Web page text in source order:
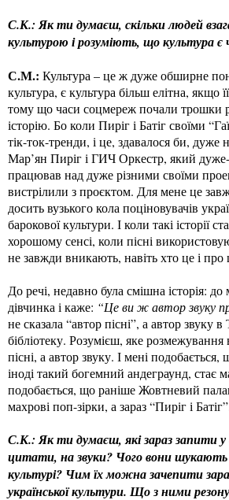
С.К.: Як ти думаєш, скільки людей
культурою і розуміють, що
С.М.: Культура – це ж дуже обширне
культура, є культура більш елітна, якщо
тому що часи соцмереж почали трошки
історію. Бо коли Пиріг і Батіг своїми
тік-ток-тренди, і це, здавалося би, дуже
Мар’ян Пиріг і ГИЧ Оркестр, який дуже-
працював над дуже різними своїми
вистрілили з проєктом. Для мене це
досить вузького кола поціновувачів
барокової культури. І коли такі історії
хорошому сенсі, коли пісні
не завжди вникають, навіть хто це і
До речі, недавно була смішна історія: до
дівчинка і каже: “Це ви ж автор звуку
не сказала “автор пісні”, а автор звуку
бібліотеку. Розумієш, яке
пісні, а автор звуку. І мені
іноді такий богемний андеграунд, стає
подобається, що раніше Жовтневий
махрові поп-зірки, а зараз “Пиріг і
С.К.: Як ти думаєш, які зараз запити у
цитати, на звуки? Чого вони шукають
культурі? Чим їх можна зачепити
української культури. Що з ними